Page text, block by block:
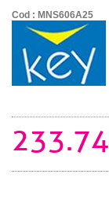
Cod : MNS606A25
233.74